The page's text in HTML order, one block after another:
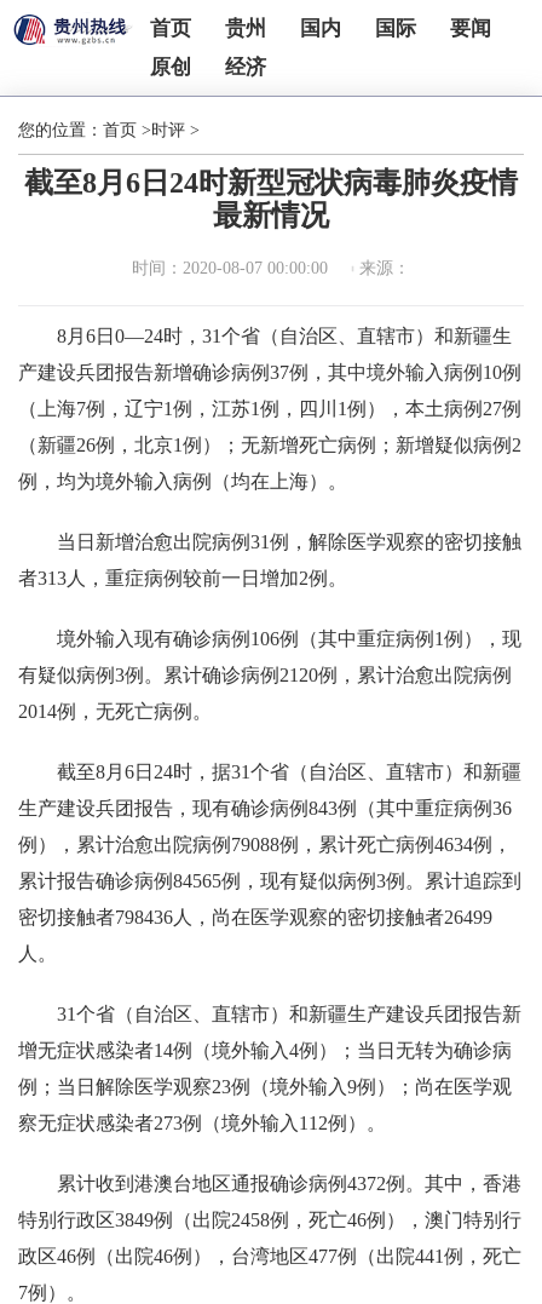
首页 贵州 国内 国际
要闻
原创
经济
您的位置： 首页 >时评 >
截至8月6日24时新型冠状病毒肺炎疫情
最新情况
时间：2020-08-07 00:00:00 来源：
8月6日0—24时，31个省（自治区、直辖市）和新疆生
产建设兵团报告新增确诊病例37例，其中境外输入病例10例
（上海7例，辽宁1例，江苏1例，四川1例），本土病例27例
（新疆26例，北京1例）；无新增死亡病例；新增疑似病例2
例，均为境外输入病例（均在上海）。
当日新增治愈出院病例31例，解除医学观察的密切接触
者313人，重症病例较前一日增加2例。
境外输入现有确诊病例106例（其中重症病例1例），现
有疑似病例3例。累计确诊病例2120例，累计治愈出院病例
2014例，无死亡病例。
截至8月6日24时，据31个省（自治区、直辖市）和新疆
生产建设兵团报告，现有确诊病例843例（其中重症病例36
例），累计治愈出院病例79088例，累计死亡病例4634例，
累计报告确诊病例84565例，现有疑似病例3例。累计追踪到
密切接触者798436人，尚在医学观察的密切接触者26499
人。
31个省（自治区、直辖市）和新疆生产建设兵团报告新
增无症状感染者14例（境外输入4例）；当日无转为确诊病
例；当日解除医学观察23例（境外输入9例）；尚在医学观
察无症状感染者273例（境外输入112例）。
累计收到港澳台地区通报确诊病例4372例。其中，香港
特别行政区3849例（出院2458例，死亡46例），澳门特别行
政区46例（出院46例），台湾地区477例（出院441例，死亡
7例）。